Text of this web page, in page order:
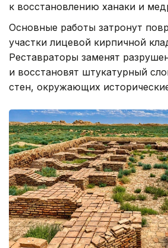
к восстановлению ханаки и
Основные работы затронут
участки лицевой кирпичной
Реставраторы заменят
и восстановят штукатурный
стен, окружающих